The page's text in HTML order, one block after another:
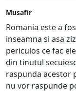
Musafir
Romania este a
inseamna si asa
periculos ce fac
din tinutul
raspunda acestor
nu vor raspunde